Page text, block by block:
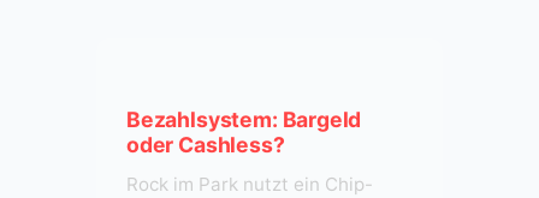
Bezahlsystem: Bargeld
oder Cashless?
Rock im Park nutzt ein Chip-